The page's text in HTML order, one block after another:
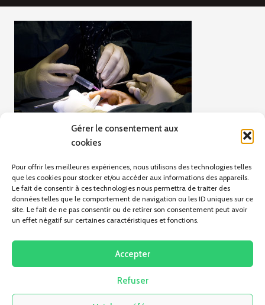
Gérer le consentement aux
cookies
Pour offrir les meilleures expériences, nous utilisons des technologies telles
que les cookies pour stocker et/ou accéder aux informations des appareils.
Le fait de consentir à ces technologies nous permettra de traiter des
données telles que le comportement de navigation ou les ID uniques sur ce
site. Le fait de ne pas consentir ou de retirer son consentement peut avoir
un effet négatif sur certaines caractéristiques et fonctions.
Accepter
Refuser
ARTICLE PRÉCÉDENT
Pas d'articles pour le moment.